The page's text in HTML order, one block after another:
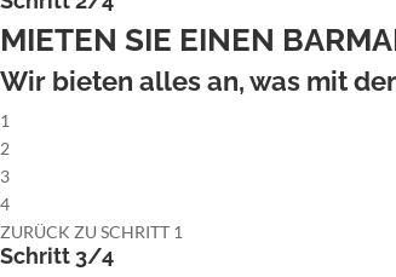
MIETEN SIE EINEN
Wir bieten alles an, was mit
1
2
3
4
ZURÜCK ZU SCHRITT 1
Schritt 3/4